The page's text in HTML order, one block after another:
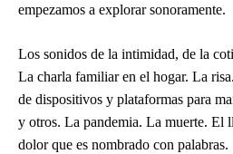
empezamos a explorar sonoramente.
Los sonidos de la intimidad, de la
La charla familiar en el hogar. La
de dispositivos y plataformas para
y otros. La pandemia. La muerte. El
dolor que es nombrado con palabras.